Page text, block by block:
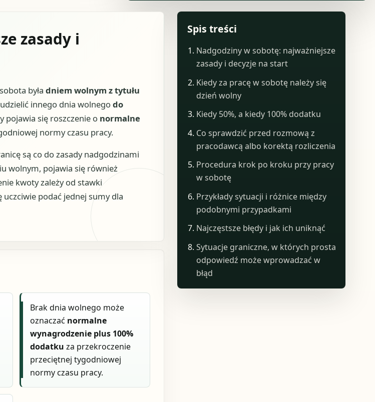
zasady i
była dniem wolnym z tytułu
innego dnia wolnegodo
pojawia się roszczenie o normalne
normy czasu pracy.
są co do zasady nadgodzinami
wolnym, pojawia się również
kwoty zależy od stawki
uczciwie podać jednej sumy dla
Brak dnia wolnego może
oznaczać normalne
wynagrodzenie plus 100%
dodatku za przekroczenie
przeciętnej tygodniowej
normy czasu pracy.
Spis treści
Nadgodziny w sobotę: najważniejsze
zasady i decyzje na start
Kiedy za pracę w sobotę należy się
dzień wolny
Kiedy 50%, a kiedy 100% dodatku
Co sprawdzić przed rozmową z
pracodawcą albo korektą rozliczenia
Procedura krok po kroku przy pracy
w sobotę
Przykłady sytuacji i różnice między
podobnymi przypadkami
Najczęstsze błędy i jak ich uniknąć
Sytuacje graniczne, w których prosta
odpowiedź może wprowadzać w
błąd